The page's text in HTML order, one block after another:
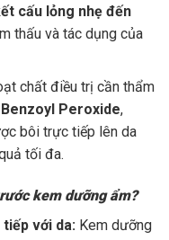
cấu lỏng nhẹ đến
thấu và tác dụng của
chất điều trị cần thẩm
Benzoyl Peroxide,
bôi trực tiếp lên da
tối đa.
kem dưỡng ẩm?
với da: Kem dưỡng